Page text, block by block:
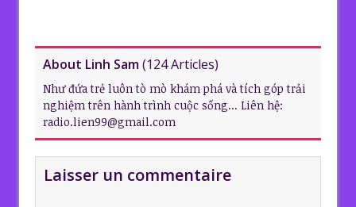
About Linh Sam(124 Articles)
Như đứa trẻ luôn tò mò khám phá và tích góp trải
nghiệm trên hành trình cuộc sống... Liên hệ:
radio.lien99@gmail.com
Laisser un commentaire